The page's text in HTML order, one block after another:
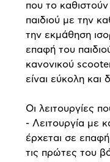
που το
παιδιού με την
την εκμάθηση
επαφή του
κανονικού
είναι εύκολη και
Οι λειτουργίες
- Λειτουργία με
έρχεται σε
τις πρώτες του